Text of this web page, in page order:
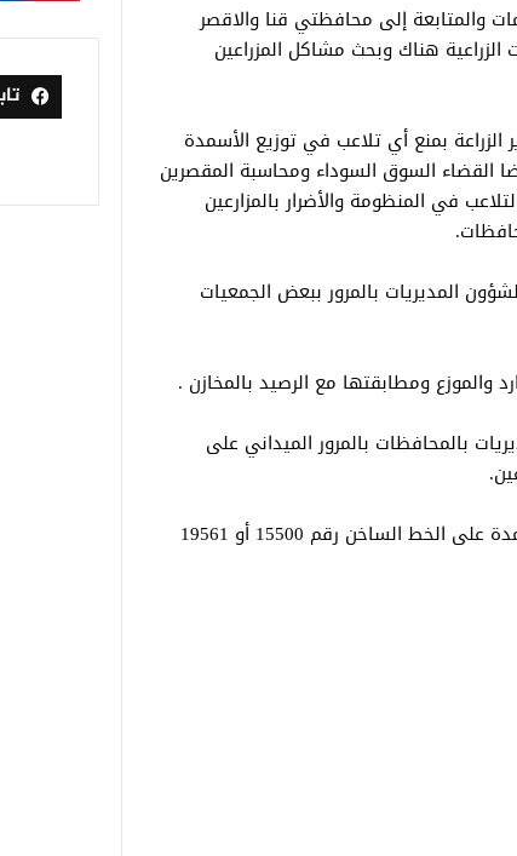
والمتابعة إلى محافظتي قنا والاقصر
هناك وبحث مشاكل المزراعين
بمنع أي تلاعب في توزيع الأسمدة
القضاء السوق السوداء ومحاسبة المقصرين
في المنظومة والأضرار بالمزارعين
المديريات بالمرور ببعض الجمعيات
ومطابقتها مع الرصيد بالمخازن .
بالمحافظات بالمرور الميداني على
الساخن رقم 15500 أو 19561